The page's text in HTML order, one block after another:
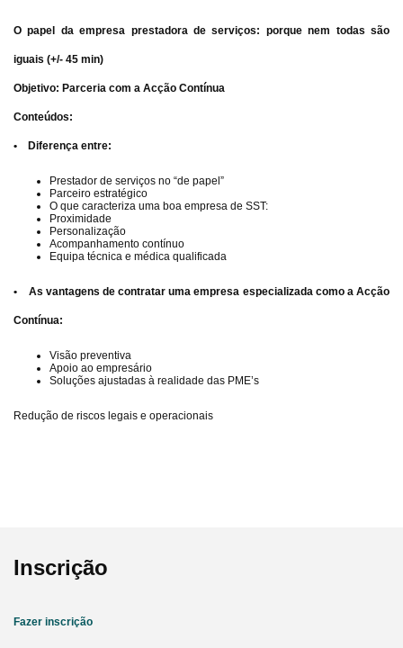
O papel da empresa prestadora de serviços: porque nem todas são
iguais (+/- 45 min)
Objetivo: Parceria com a Acção Contínua
Conteúdos:
• Diferença entre:
Prestador de serviços no “de papel”
Parceiro estratégico
O que caracteriza uma boa empresa de SST:
Proximidade
Personalização
Acompanhamento contínuo
Equipa técnica e médica qualificada
• As vantagens de contratar uma empresa especializada como a Acção
Contínua:
Visão preventiva
Apoio ao empresário
Soluções ajustadas à realidade das PME’s
Redução de riscos legais e operacionais
Inscrição
Fazer inscrição